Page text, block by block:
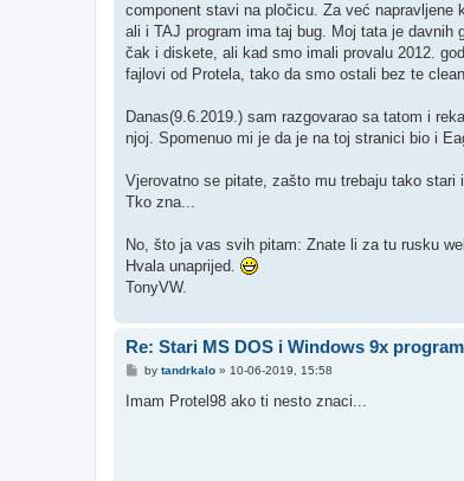
component stavi na pločicu. Za već
ali i TAJ program ima taj bug. Moj tata je davnih
čak i diskete, ali kad smo imali provalu 2012.
fajlovi od Protela, tako da smo ostali bez te
Danas(9.6.2019.) sam razgovarao sa tatom i
njoj. Spomenuo mi je da je na toj stranici bio i
Vjerovatno se pitate, zašto mu trebaju tako stari
Tko zna...
No, što ja vas svih pitam: Znate li za tu rusku
Hvala unaprijed.
TonyVW.
Re: Stari MS DOS i Windows 9x
P
s
by tandrkalo» 10-06-2019, 15:58
Imam Protel98 ako ti nesto znaci...